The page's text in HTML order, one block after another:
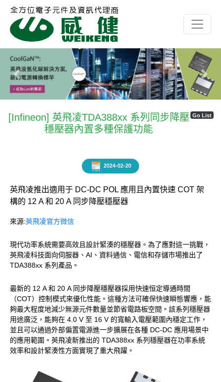
Previous Next
Go List
[Infineon] 英飛凌TDA388xx 系列同步降壓
穩壓器內置多種保護功能
2024-02-20
英飛凌推出適用于 DC-DC POL 應用且內置快速 COT 架
構的 12 A 和 20 A 同步降壓穩壓器
來源:英飛凌官方微信
現代功率系統需要高效且設計緊湊的穩壓器。為了應對這一挑戰，
英飛凌科技面向伺服器、AI、資料通信、電信和存儲市場推出了
TDA388xx 系列產品。
最新的 12 A 和 20 A 同步降壓穩壓器採用快速恒定導通時間
（COT）控制模式來優化性能。這種方法可確保快速瞬態響應，能
夠最大程度地減少無源元件數量並節省電路板空間。該系列穩壓器
用途廣泛，能夠在 4.0 V 至 16 V 的寬輸入電壓範圍內穩定工作，
並且可以通過外部偏置電源進一步擴展在各種 DC-DC 應用場景中
的應用範圍。英飛凌新推出的 TDA388xx 系列穩壓器在功率系統
效率和設計緊湊性方面實現了重大飛躍。